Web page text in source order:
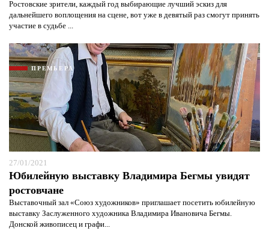
Ростовские зрители, каждый год выбирающие лучший эскиз для
дальнейшего воплощения на сцене, вот уже в девятый раз смогут принять
участие в судьбе ...
ПРЕМЬЕРА
27/01/2021
Юбилейную выставку Владимира Бегмы увидят
ростовчане
Выставочный зал «Союз художников» приглашает посетить юбилейную
выставку Заслуженного художника Владимира Ивановича Бегмы.
Донской живописец и графи...